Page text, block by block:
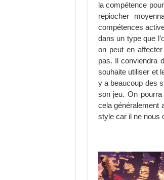
la compétence
repiocher
compétences
dans un type que
on peut en
pas. Il conviendra
souhaite utiliser et
y a beaucoup des
son jeu. On
cela généralement
style car il ne nous